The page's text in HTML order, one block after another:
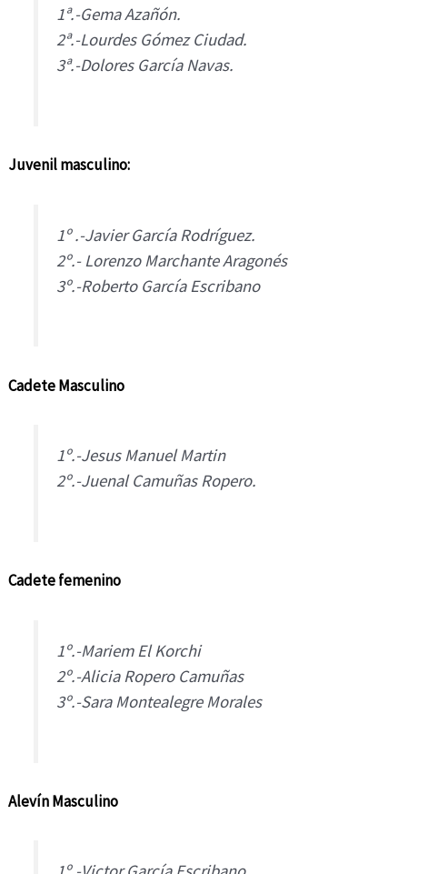
1ª.-Gema Azañón.
2ª.-Lourdes Gómez Ciudad.
3ª.-Dolores García Navas.
Juvenil masculino:
1º .-Javier García Rodríguez.
2º.- Lorenzo Marchante Aragonés
3º.-Roberto García Escribano
Cadete Masculino
1º.-Jesus Manuel Martin
2º.-Juenal Camuñas Ropero.
Cadete femenino
1º.-Mariem El Korchi
2º.-Alicia Ropero Camuñas
3º.-Sara Montealegre Morales
Alevín Masculino